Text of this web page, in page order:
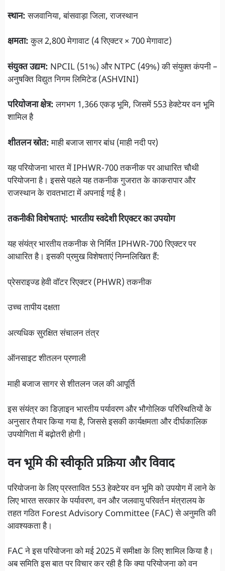
स्थान:सजवानिया, बांसवाड़ा जिला, राजस्थान
क्षमता:कुल 2,800 मेगावाट (4 रिएक्टर × 700 मेगावाट)
संयुक्त उद्यम: NPCIL (51%) और NTPC (49%) की संयुक्त कंपनी –
अनुषक्ति विद्युत निगम लिमिटेड (ASHVINI)
परियोजना क्षेत्र:लगभग 1,366 एकड़ भूमि, जिसमें 553 हेक्टेयर वन भूमि
शामिल है
शीतलन स्रोत:माही बजाज सागर बांध (माही नदी पर)
यह परियोजना भारत में IPHWR-700 तकनीक पर आधारित चौथी
परियोजना है। इससे पहले यह तकनीक गुजरात के काकरापार और
राजस्थान के रावतभाटा में अपनाई गई है।
तकनीकी विशेषताएं: भारतीय स्वदेशी रिएक्टर का उपयोग
यह संयंत्र भारतीय तकनीक से निर्मित IPHWR-700 रिएक्टर पर
आधारित है। इसकी प्रमुख विशेषताएं निम्नलिखित हैं:
प्रेसराइज्ड हेवी वॉटर रिएक्टर (PHWR) तकनीक
उच्च तापीय दक्षता
अत्यधिक सुरक्षित संचालन तंत्र
ऑनसाइट शीतलन प्रणाली
माही बजाज सागर से शीतलन जल की आपूर्ति
इस संयंत्र का डिज़ाइन भारतीय पर्यावरण और भौगोलिक परिस्थितियों के
अनुसार तैयार किया गया है, जिससे इसकी कार्यक्षमता और दीर्घकालिक
उपयोगिता में बढ़ोतरी होगी।
वन भूमि की स्वीकृति प्रक्रिया और विवाद
परियोजना के लिए प्रस्तावित 553 हेक्टेयर वन भूमि को उपयोग में लाने के
लिए भारत सरकार के पर्यावरण, वन और जलवायु परिवर्तन मंत्रालय के
तहत गठित Forest Advisory Committee (FAC) से अनुमति की
आवश्यकता है।
FAC ने इस परियोजना को मई 2025 में समीक्षा के लिए शामिल किया है।
अब समिति इस बात पर विचार कर रही है कि क्या परियोजना को वन